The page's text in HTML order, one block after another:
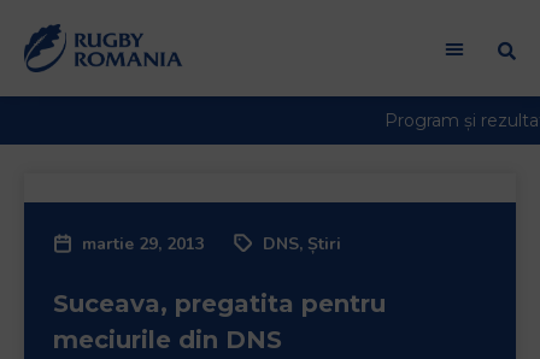
martie 29, 2013 DNS, Știri
Suceava, pregatita pentru
meciurile din DNS